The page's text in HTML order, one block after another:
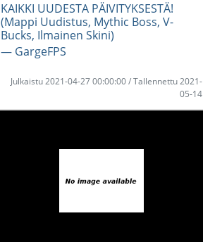
KAIKKI UUDESTA PÄIVITYKSESTÄ!
(Mappi Uudistus, Mythic Boss, V-
Bucks, Ilmainen Skini)
― GargeFPS
Julkaistu 2021-04-27 00:00:00 / Tallennettu 2021-
05-14